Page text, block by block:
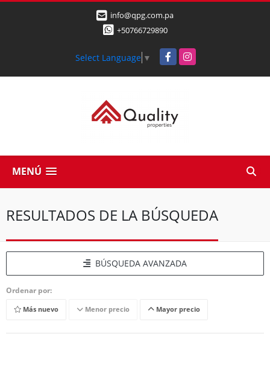
info@qpg.com.pa
+50766729890
Select Language ▼ FacebookInstagram
MENÚ
RESULTADOS DE LA BÚSQUEDA
BÚSQUEDA AVANZADA
Ordenar por:
Más nuevo Menor precio Mayor precio